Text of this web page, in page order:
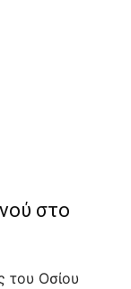
στο
του Οσίου